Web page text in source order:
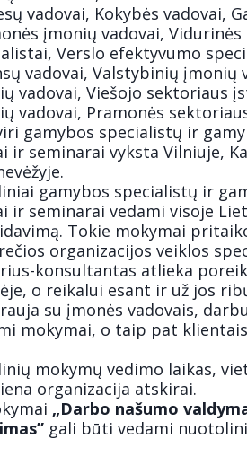
vadovai, Kokybės vadovai,
įmonių vadovai,
Verslo efektyvumo
vadovai, Valstybinių įmonių
vadovai, Viešojo sektoriaus
vadovai, Pramonės
gamybos specialistų ir
ir seminarai vyksta Vilniuje,
gamybos specialistų ir
ir seminarai vedami visoje
Tokie mokymai
organizacijos veiklos
konsultantas atlieka
o reikalui esant ir už jos
su įmonės vadovais,
mokymai, o taip pat
mokymų vedimo laikas,
organizacija atskirai.
„Darbo našumo
gali būti vedami